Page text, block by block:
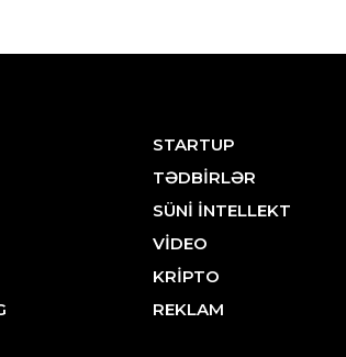
STARTUP
TƏDBİRLƏR
SÜNİ İNTELLEKT
VİDEO
KRİPTO
REKLAM